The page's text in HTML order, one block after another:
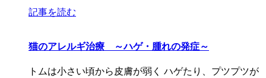
記事を読む
猫のアレルギ治療 ～ハゲ・腫れの発症～
トムは小さい頃から皮膚が弱く ハゲたり、プツプツが